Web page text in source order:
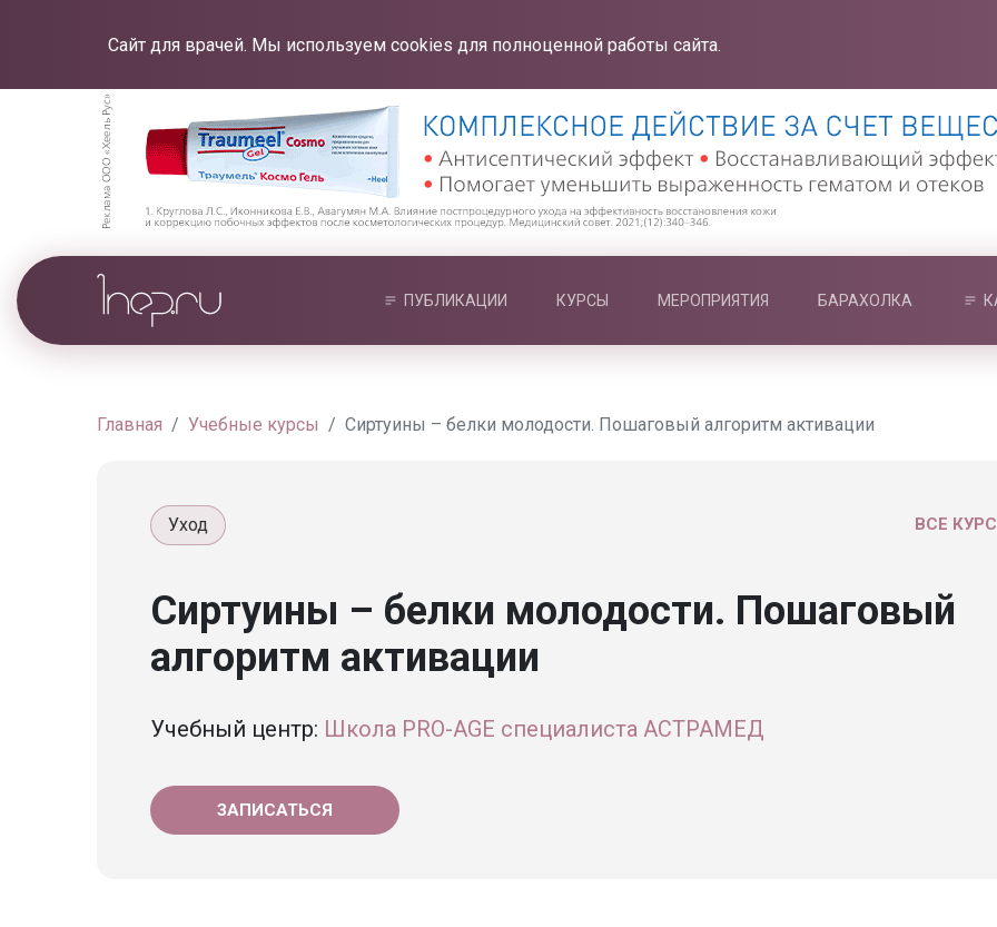
Сайт для врачей. Мы используем cookies для полноценной работы сайта.
ПУБЛИКАЦИИ КУРСЫ МЕРОПРИЯТИЯ БАРАХОЛКА
Главная Учебные курсы Сиртуины – белки молодости. Пошаговый алгоритм активации
ВСЕ
Уход
Сиртуины – белки молодости. Пошаговый
алгоритм активации
Учебный центр: Школа PRO-AGE специалиста АСТРАМЕД
ЗАПИСАТЬСЯ